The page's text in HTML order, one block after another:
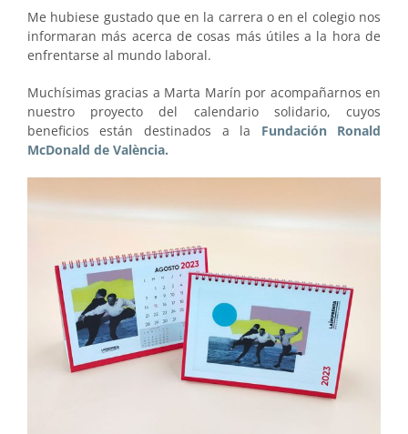
Me hubiese gustado que en la carrera o en el colegio nos
informaran más acerca de cosas más útiles a la hora de
enfrentarse al mundo laboral.
Muchísimas gracias a Marta Marín por acompañarnos en
nuestro proyecto del calendario solidario, cuyos
beneficios están destinados a la Fundación Ronald
McDonald de València.